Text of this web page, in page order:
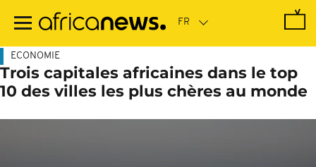
contenu
ECONOMIE
Trois capitales africaines dans le top
10 des villes les plus chères au monde